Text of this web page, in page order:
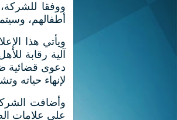
ووفقا
أطفالهم،
ويأتي هذا
دعوى قضائية
لإنهاء حياته
وأضافت
على علامات